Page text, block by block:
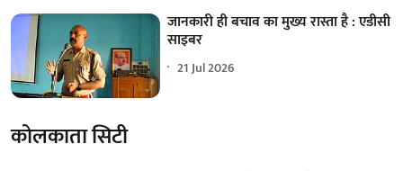
जानकारी ही बचाव का मुख्य रास्ता है : एडीसी
साइबर
21 Jul 2026
कोलकाता सिटी